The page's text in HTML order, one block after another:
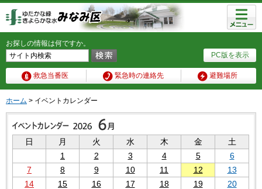
PC版を表示
お探しの情報は何ですか。
救急当番医 緊急時の連絡先 避難場所
メニュ
ー
ホーム > イベントカレンダー
日 月 火 水 木 金
土
1
2 3 4 5
6
7
8 9 10 11 12
13
14
15 16 17 18 19
20